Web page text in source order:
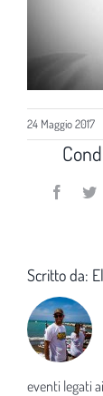
24 Maggio 2017
Scritto da:
eventi legati